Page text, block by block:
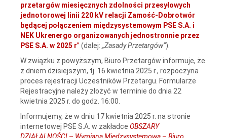
przetargów miesięcznych zdolności przesyłowych
jednotorowej linii 220 kV relacji Zamość‑Dobrotwór
będącej połączeniem międzysystemowym PSE S.A. i
NEK Ukrenergo organizowanych jednostronnie przez
PSE S.A. w 2025 r” (dalej: „Zasady Przetargów”).
W związku z powyższym, Biuro Przetargów informuje, że
z dniem dzisiejszym, tj. 16 kwietnia 2025 r., rozpoczyna
proces rejestracji Uczestników Przetargu. Formularze
Rejestracyjne należy złożyć w terminie do dnia 22
kwietnia 2025 r. do godz. 16:00.
Informujemy, że w dniu 17 kwietnia 2025 r. na stronie
internetowej PSE S.A. w zakładce OBSZARY
DZIAŁALNOŚCI – Wymiana Międzysystemowa – Biuro